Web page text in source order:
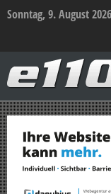
Sonntag, 9. August 2026
–
Das
Sicherheitsportal
Zum
Inhalt
springen